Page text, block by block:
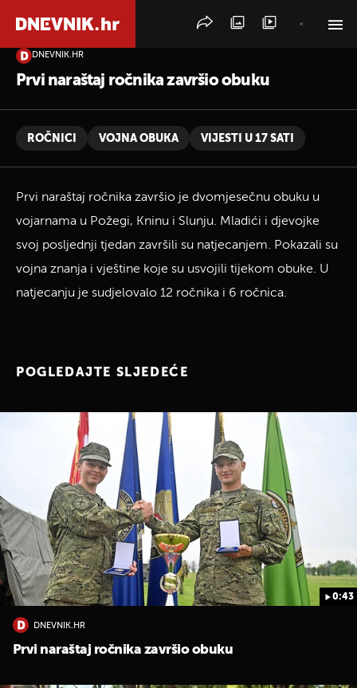
DNEVNIK.HR
Prvi naraštaj ročnika završio obuku
ROČNICI VOJNA OBUKA VIJESTI U 17 SATI
Prvi naraštaj ročnika završio je dvomjesečnu obuku u
vojarnama u Požegi, Kninu i Slunju. Mladići i djevojke
svoj posljednji tjedan završili su natjecanjem. Pokazali su
vojna znanja i vještine koje su usvojili tijekom obuke. U
natjecanju je sudjelovalo 12 ročnika i 6 ročnica.
POGLEDAJTE SLJEDEĆE
0:43
DNEVNIK.HR
Prvi naraštaj ročnika završio obuku
PRETRAŽITE VIJESTI